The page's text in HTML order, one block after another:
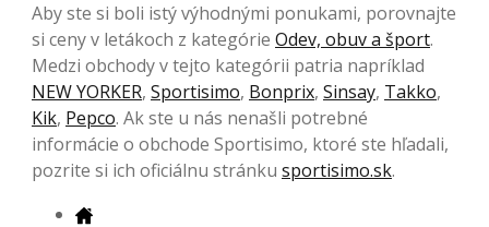
Aby ste si boli istý výhodnými ponukami, porovnajte
si ceny v letákoch z kategórie Odev, obuv a šport.
Medzi obchody v tejto kategórii patria napríklad
NEW YORKER, Sportisimo, Bonprix, Sinsay, Takko,
Kik, Pepco. Ak ste u nás nenašli potrebné
informácie o obchode Sportisimo, ktoré ste hľadali,
pozrite si ich oficiálnu stránku sportisimo.sk.